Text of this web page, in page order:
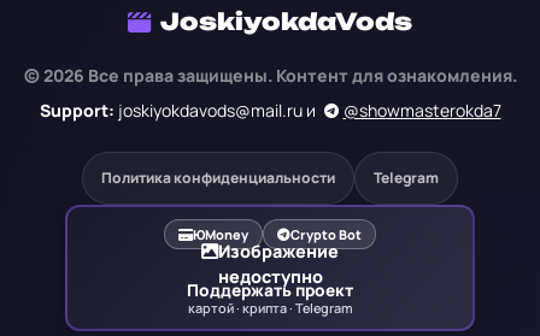
JoskiyokdaVods
© 2026 Все права защищены. Контент для ознакомления.
Support: joskiyokdavods@mail.ru и @showmasterokda7
Политика конфиденциальности Telegram
ЮMoney Crypto Bot
Изображение
недоступно
Поддержать проект
картой · крипта · Telegram